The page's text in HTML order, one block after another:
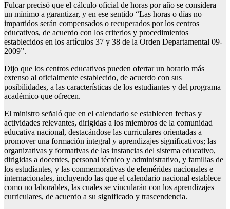
Fulcar precisó que el cálculo oficial de horas por año se considera
un mínimo a garantizar, y en ese sentido “Las horas o días no
impartidos serán compensados o recuperados por los centros
educativos, de acuerdo con los criterios y procedimientos
establecidos en los artículos 37 y 38 de la Orden Departamental 09-
2009”.
Dijo que los centros educativos pueden ofertar un horario más
extenso al oficialmente establecido, de acuerdo con sus
posibilidades, a las características de los estudiantes y del programa
académico que ofrecen.
El ministro señaló que en el calendario se establecen fechas y
actividades relevantes, dirigidas a los miembros de la comunidad
educativa nacional, destacándose las curriculares orientadas a
promover una formación integral y aprendizajes significativos; las
organizativas y formativas de las instancias del sistema educativo,
dirigidas a docentes, personal técnico y administrativo, y familias de
los estudiantes, y las conmemorativas de efemérides nacionales e
internacionales, incluyendo las que el calendario nacional establece
como no laborables, las cuales se vincularán con los aprendizajes
curriculares, de acuerdo a su significado y trascendencia.